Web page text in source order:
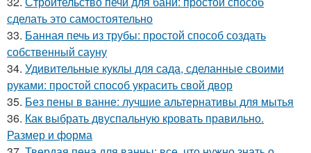
сделать это самостоятельно
33. Банная печь из трубы: простой способ создать
собственный сауну
34. Удивительные куклы для сада, сделанные своими
руками: простой способ украсить свой двор
35. Без пены в ванне: лучшие альтернативы для мытья
36. Как выбрать двуспальную кровать правильно.
Размер и форма